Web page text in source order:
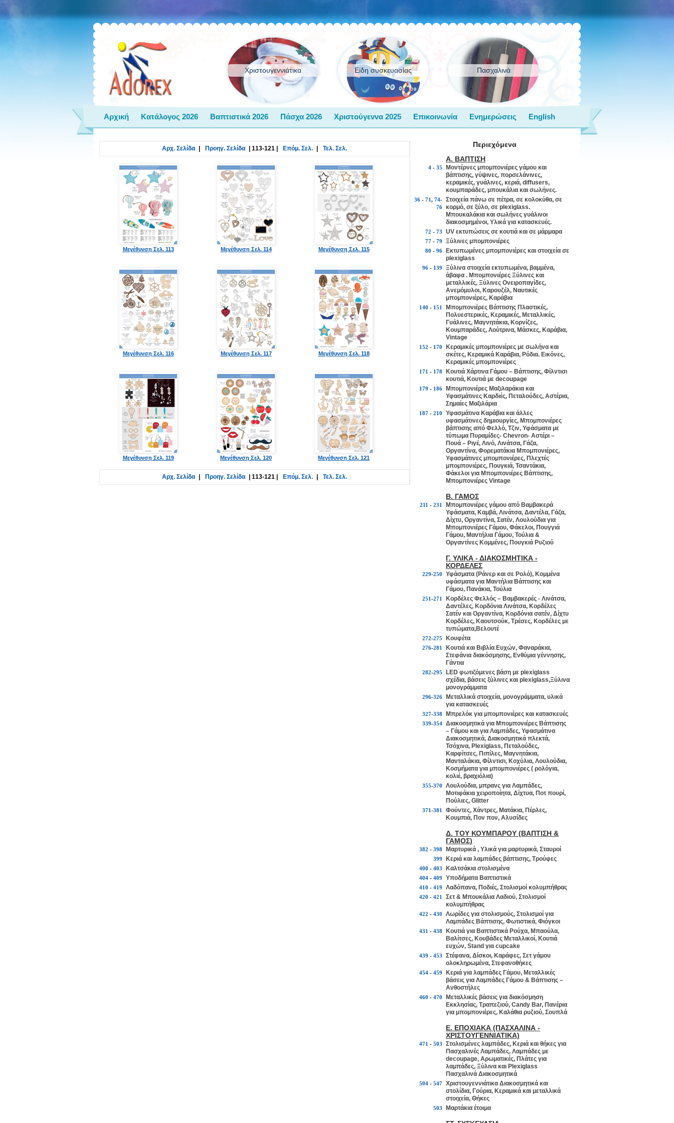
Χριστουγεννιάτικα Είδη συσκευασίας Πασχαλινά
Αρχική Κατάλογος 2026 Βαπτιστικά 2026 Πάσχα 2026 Χριστούγεννα 2025 Επικοινωνία Ενημερώσεις English
Αρχ. Σελίδα Προηγ. Σελίδα 113-121 Επόμ. Σελ. Τελ. Σελ.
Μεγέθυνση Σελ. 113 Μεγέθυνση Σελ. 114 Μεγέθυνση Σελ. 115
Μεγέθυνση Σελ. 116 Μεγέθυνση Σελ. 117 Μεγέθυνση Σελ. 118
Μεγέθυνση Σελ. 119 Μεγέθυνση Σελ. 120 Μεγέθυνση Σελ. 121
Αρχ. Σελίδα Προηγ. Σελίδα 113-121 Επόμ. Σελ. Τελ. Σελ.
Περιεχόμενα
Α. ΒΑΠΤΙΣΗ
4 - 35
Μοντέρνες μπομπονιέρες γάμου και
βάπτισης, γύψινες, πορσελάνινες,
κεραμικές, γυάλινες, κεριά, diffusers,
κουμπαράδες, μπουκάλια και σωλήνες.
36 - 71, 74-
76
Στοιχεία πάνω σε πέτρα, σε κολοκύθα, σε
κορμό, σε ξύλο, σε plexiglass.
Μπουκαλάκια και σωλήνες γυάλινοι
διακοσμημένοι, Υλικά για κατασκευές.
72 - 73 UV εκτυπώσεις σε κουτιά και σε μάρμαρα
77 - 79 Ξύλινες μπομπονιέρες
80 - 96
Εκτυπωμένες μπομπονιέρες και στοιχεία σε
plexiglass
96 - 139
Ξύλινα στοιχεία εκτυπωμένα, βαμμένα,
άβαφα . Μπομπονιέρες Ξύλινες και
μεταλλικές, Ξύλινες Ονειροπαγίδες,
Ανεμόμυλοι, Καρουζέλ, Ναυτικές
μπομπονιέρες, Καράβια
140 - 151
Μπομπονιέρες Βάπτισης Πλαστικές,
Πολυεστερικές, Κεραμικές, Μεταλλικές,
Γυάλινες, Μαγνητάκια, Κορνίζες,
Κουμπαράδες, Λούτρινα, Μάσκες, Καράβια,
Vintage
152 - 170
Κεραμικές μπομπονιέρες με σωλήνα και
σκέτες, Κεραμικά Καράβια, Ρόδια. Εικόνες,
Κεραμικές μπομπονιέρες
171 - 178
Κουτιά Χάρτινα Γάμου – Βάπτισης, Φίλντισι
κουτιά, Κουτιά με decoupage
179 - 186
Μπομπονιέρες Μαξιλαράκια και
Υφασμάτινες Καρδιές, Πεταλούδες, Αστέρια,
Σημαίες Μαξιλάρια
187 - 210
Υφασμάτινα Καράβια και άλλες
υφασμάτινες δημιουργίες, Μπομπονιέρες
βάπτισης από Φελλό, Τζιν, Υφάσματα με
τύπωμα Πυραμίδες- Chevron- Αστέρι –
Πουά – Ριγέ, Λινό, Λινάτσα, Γάζα,
Οργαντίνα, Φορεματάκια Μπομπονιέρες,
Υφασμάτινες μπομπονιέρες, Πλεχτές
μπομπονιέρες, Πουγκιά, Τσαντάκια,
Φάκελοι για Μπομπονιέρες Βάπτισης,
Μπομπονιέρες Vintage
Β. ΓΑΜΟΣ
211 - 231
Μπομπονιέρες γάμου από Βαμβακερά
Υφάσματα, Καμβά, Λινάτσα, Δαντέλα, Γάζα,
Δίχτυ, Οργαντίνα, Σατέν, Λουλούδια για
Μπομπονιέρες Γάμου, Φάκελοι, Πουγγιά
Γάμου, Μαντήλια Γάμου, Τούλια &
Οργαντίνες Κομμένες, Πουγκιά Ρυζιού
Γ. ΥΛΙΚΑ - ΔΙΑΚΟΣΜΗΤΙΚΑ -
ΚΟΡΔΕΛΕΣ
229-250
Υφάσματα (Ράνερ και σε Ρολό), Κομμένα
υφάσματα για Μαντήλια Βάπτισης και
Γάμου, Πανάκια, Τούλια
251-271
Κορδέλες Φελλός – Βαμβακερές - Λινάτσα,
Δαντέλες, Κορδόνια Λινάτσα, Κορδέλες
Σατέν και Οργαντίνα, Κορδόνια σατέν, Δίχτυ
Κορδέλες, Καουτσούκ, Τρέσες, Κορδέλες με
τυπώματα,Βελουτέ
272-275 Κουφέτα
276-281
Κουτιά και Βιβλία Ευχών, Φαναράκια,
Στεφάνια διακόσμησης, Ενθύμια γέννησης,
Γάντια
282-295
LED φωτιζόμενες βάση με plexiglass
σχέδια, βάσεις ξύλινες και plexiglass,Ξύλινα
μονογράμματα
296-326
Μεταλλικά στοιχεία, μονογράμματα, υλικά
για κατασκευές
327-338 Μπρελόκ για μπομπονιέρες και κατασκευές
339-354 Διακοσμητικά για Μπομπονιέρες Βάπτισης
– Γάμου και για Λαμπάδες, Υφασμάτινα
Διακοσμητικά, Διακοσμητικά πλεκτά,
Τσόχινα, Plexiglass, Πεταλούδες,
Καρφίτσες, Πιπίλες, Μαγνητάκια,
Μανταλάκια, Φίλντισι, Κοχύλια, Λουλούδια,
Κοσμήματα για μπομπονιέρες ( ρολόγια,
κολιέ, βραχιόλια)
355-370
Λουλούδια, μπρανς για Λαμπάδες,
Μοτιφάκια χειροποίητα, Δίχτυα, Ποτ πουρί,
Πούλιες, Glitter
371-381
Φούντες, Χάντρες, Ματάκια, Πέρλες,
Κουμπιά, Πον πον, Αλυσίδες
Δ. ΤΟΥ ΚΟΥΜΠΑΡΟΥ (ΒΑΠΤΙΣΗ &
ΓΑΜΟΣ)
382 - 398 Μαρτυρικά , Υλικά για μαρτυρικά, Σταυροί
399 Κεριά και λαμπάδες βάπτισης, Τρούφες
400 - 403 Καλτσάκια στολισμένα
404 - 409 Υποδήματα Βαπτιστικά
410 - 419 Λαδόπανα, Ποδιές, Στολισμοί κολυμπήθρας
420 - 421
Σετ & Μπουκάλια Λαδιού, Στολισμοί
κολυμπήθρας
422 - 430
Λωρίδες για στολισμούς, Στολισμοί για
Λαμπάδες Βάπτισης, Φωτιστικά, Φιόγκοι
431 - 438
Κουτιά για Βαπτιστικά Ρούχα, Μπαούλα,
Βαλίτσες, Κουβάδες Μεταλλικοί, Κουτιά
ευχών, Stand για cupcake
439 - 453
Στέφανα, Δίσκοι, Καράφες, Σετ γάμου
ολοκληρωμένα, Στεφανοθήκες
454 - 459
Κεριά για λαμπάδες Γάμου, Μεταλλικές
βάσεις για Λαμπάδες Γάμου & Βάπτισης –
Ανθοστήλες
460 - 470
Μεταλλικές βάσεις για διακόσμηση
Εκκλησίας, Τραπεζιού, Candy Bar, Πανέρια
για μπομπονιέρες, Καλάθια ρυζιού, Σουπλά
Ε. ΕΠΟΧΙΑΚΑ (ΠΑΣΧΑΛΙΝΑ -
ΧΡΙΣΤΟΥΓΕΝΝΙΑΤΙΚΑ)
471 - 503
Στολισμένες λαμπάδες, Κεριά και θήκες για
Πασχαλινές Λαμπάδες, Λαμπάδες με
decoupage, Αρωματικές, Πλάτες για
λαμπάδες, Ξύλινα και Plexiglass
Πασχαλινά Διακοσμητικά
504 - 547 Χριστουγεννιάτικα Διακοσμητικά και
στολίδια, Γούρια, Κεραμικά και μεταλλικά
στοιχεία, Θήκες
503 Μαρτάκια έτοιμα